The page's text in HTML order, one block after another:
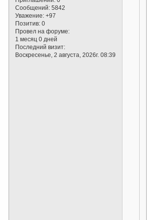
Сообщений: 5842
Уважение: +97
Позитив: 0
Провел на форуме:
1 месяц 0 дней
Последний визит:
Воскресенье, 2 августа, 2026г. 08:39